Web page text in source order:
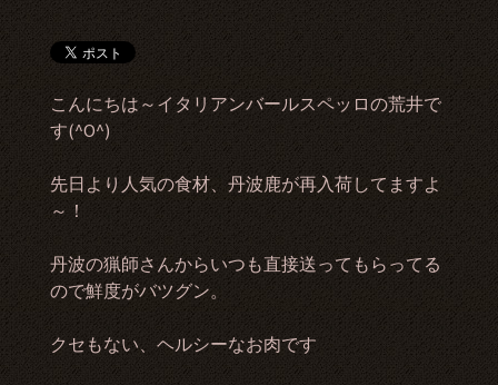
こんにちは～イタリアンバールスペッロの荒井で
す(^O^)
先日より人気の食材、丹波鹿が再入荷してますよ
～！
丹波の猟師さんからいつも直接送ってもらってる
ので鮮度がバツグン。
クセもない、ヘルシーなお肉です